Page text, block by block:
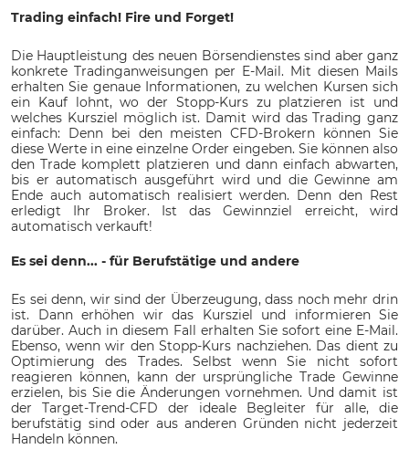
Trading einfach! Fire und Forget!
Die Hauptleistung des neuen Börsendienstes sind aber ganz
konkrete Tradinganweisungen per E-Mail. Mit diesen Mails
erhalten Sie genaue Informationen, zu welchen Kursen sich
ein Kauf lohnt, wo der Stopp-Kurs zu platzieren ist und
welches Kursziel möglich ist. Damit wird das Trading ganz
einfach: Denn bei den meisten CFD-Brokern können Sie
diese Werte in eine einzelne Order eingeben. Sie können also
den Trade komplett platzieren und dann einfach abwarten,
bis er automatisch ausgeführt wird und die Gewinne am
Ende auch automatisch realisiert werden. Denn den Rest
erledigt Ihr Broker. Ist das Gewinnziel erreicht, wird
automatisch verkauft!
Es sei denn... - für Berufstätige und andere
Es sei denn, wir sind der Überzeugung, dass noch mehr drin
ist. Dann erhöhen wir das Kursziel und informieren Sie
darüber. Auch in diesem Fall erhalten Sie sofort eine E-Mail.
Ebenso, wenn wir den Stopp-Kurs nachziehen. Das dient zu
Optimierung des Trades. Selbst wenn Sie nicht sofort
reagieren können, kann der ursprüngliche Trade Gewinne
erzielen, bis Sie die Änderungen vornehmen. Und damit ist
der Target-Trend-CFD der ideale Begleiter für alle, die
berufstätig sind oder aus anderen Gründen nicht jederzeit
Handeln können.